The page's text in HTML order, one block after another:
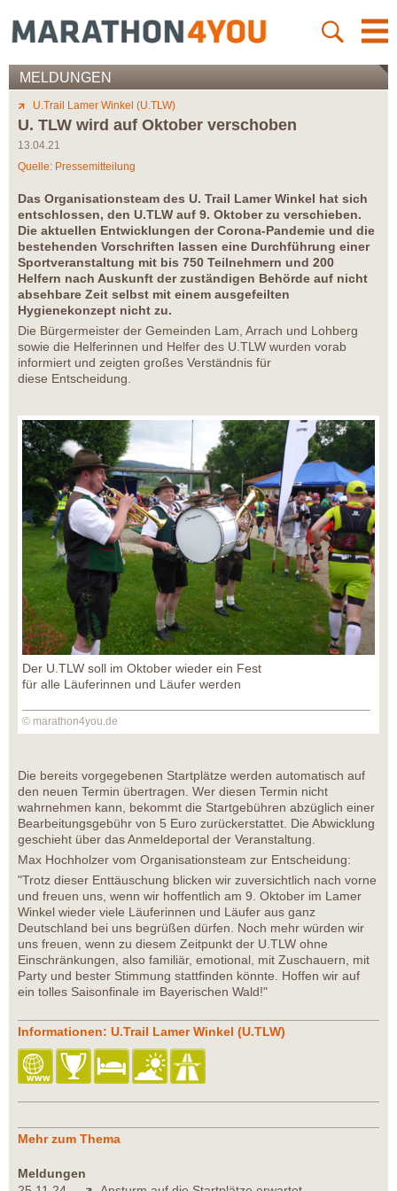
MELDUNGEN
U.Trail Lamer Winkel (U.TLW)
U. TLW wird auf Oktober verschoben
13.04.21
Quelle: Pressemitteilung
Das Organisationsteam des U. Trail Lamer Winkel hat sich
entschlossen, den U.TLW auf 9. Oktober zu verschieben.
Die aktuellen Entwicklungen der Corona-Pandemie und die
bestehenden Vorschriften lassen eine Durchführung einer
Sportveranstaltung mit bis 750 Teilnehmern und 200
Helfern nach Auskunft der zuständigen Behörde auf nicht
absehbare Zeit selbst mit einem ausgefeilten
Hygienekonzept nicht zu.
Die Bürgermeister der Gemeinden Lam, Arrach und Lohberg
sowie die Helferinnen und Helfer des U.TLW wurden vorab
informiert und zeigten großes Verständnis für
diese Entscheidung.
Der U.TLW soll im Oktober wieder ein Fest
für alle Läuferinnen und Läufer werden
© marathon4you.de
Die bereits vorgegebenen Startplätze werden automatisch auf
den neuen Termin übertragen. Wer diesen Termin nicht
wahrnehmen kann, bekommt die Startgebühren abzüglich einer
Bearbeitungsgebühr von 5 Euro zurückerstattet. Die Abwicklung
geschieht über das Anmeldeportal der Veranstaltung.
Max Hochholzer vom Organisationsteam zur Entscheidung:
"Trotz dieser Enttäuschung blicken wir zuversichtlich nach vorne
und freuen uns, wenn wir hoffentlich am 9. Oktober im Lamer
Winkel wieder viele Läuferinnen und Läufer aus ganz
Deutschland bei uns begrüßen dürfen. Noch mehr würden wir
uns freuen, wenn zu diesem Zeitpunkt der U.TLW ohne
Einschränkungen, also familiär, emotional, mit Zuschauern, mit
Party und bester Stimmung stattfinden könnte. Hoffen wir auf
ein tolles Saisonfinale im Bayerischen Wald!"
Informationen: U.Trail Lamer Winkel (U.TLW)
Mehr zum Thema
Meldungen